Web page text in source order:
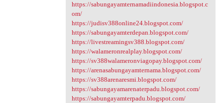
https://sabungayamternamadiindonesia.blogspot.c
om/
https://judisv388online24.blogspot.com/
https://sabungayamterdepan.blogspot.com/
https://livestreamingsv388.blogspot.com/
https://walameronrealplay.blogspot.com/
https://sv388walameronviagopay.blogspot.com/
https://arenasabungayamternama.blogspot.com/
https://sv388arenaresmi.blogspot.com/
https://sabungayamarenaterpadu.blogspot.com/
https://sabungayamterpadu.blogspot.com/